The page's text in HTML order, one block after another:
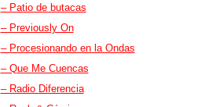
– Patio de butacas
– Previously On
– Procesionando en la Ondas
– Que Me Cuencas
– Radio Diferencia